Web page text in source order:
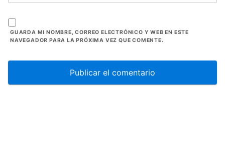
GUARDA MI NOMBRE, CORREO ELECTRÓNICO Y WEB EN ESTE
NAVEGADOR PARA LA PRÓXIMA VEZ QUE COMENTE.